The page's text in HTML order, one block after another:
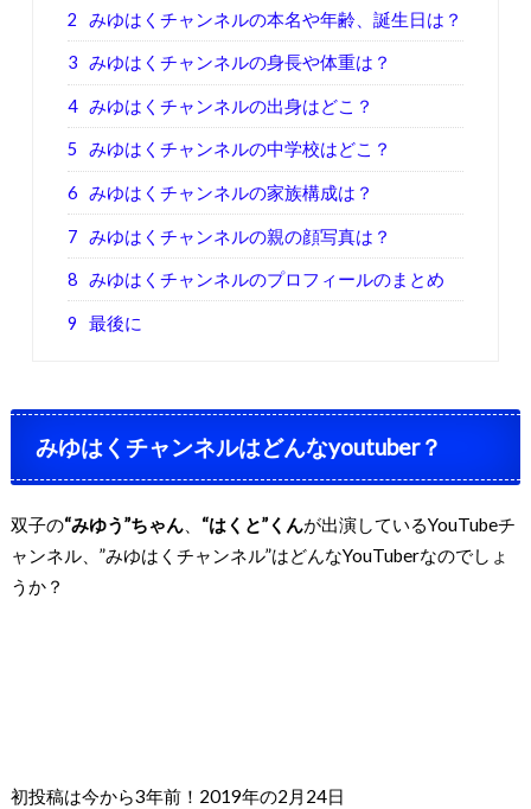
2 みゆはくチャンネルの本名や年齢、誕生日は？
3 みゆはくチャンネルの身長や体重は？
4 みゆはくチャンネルの出身はどこ？
5 みゆはくチャンネルの中学校はどこ？
6 みゆはくチャンネルの家族構成は？
7 みゆはくチャンネルの親の顔写真は？
8 みゆはくチャンネルのプロフィールのまとめ
9 最後に
みゆはくチャンネルはどんなyoutuber？
双子の“みゆう”ちゃん “はくと”くんが出演しているYouTubeチ
ャンネル、”みゆはくチャンネル”はどんなYouTuberなのでしょ
うか？
初投稿は今から3年前！ 2019年の2月24日